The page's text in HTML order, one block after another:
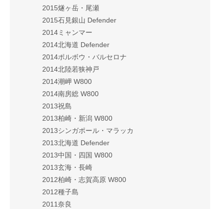
2015燧ヶ岳・尾瀬
2015石見銀山 Defender
2014ミャンマー
2014北海道 Defender
2014ポルボウ・バルセロナ
2014北陸若狭神戸
2014潮岬 W800
2014南房総 W800
2013祝島
2013柏崎・新潟 W800
2013シンガポール・マラッカ
2013北海道 Defender
2013中国・四国 W800
2013玄海・長崎
2012柏崎・志賀高原 W800
2012種子島
2011奈良